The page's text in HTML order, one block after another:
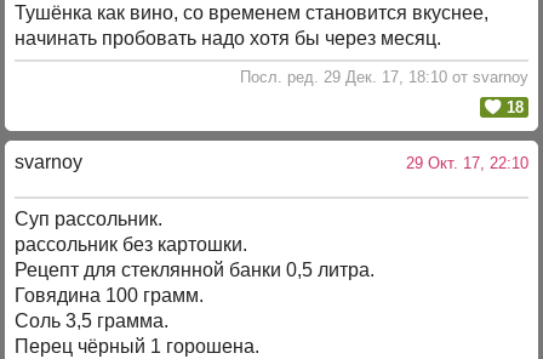
Тушёнка как вино, со временем становится вкуснее,
начинать пробовать надо хотя бы через месяц.
Посл. ред. 29 Дек. 17, 18:10 от svarnoy
18
svarnoy 29 Окт. 17, 22:10
Суп рассольник.
рассольник без картошки.
Рецепт для стеклянной банки 0,5 литра.
Говядина 100 грамм.
Соль 3,5 грамма.
Перец чёрный 1 горошена.